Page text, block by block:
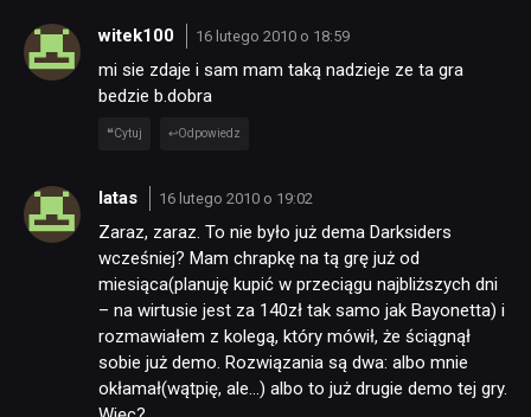
SKLEP
witek100 16 lutego 2010 o 18:59
mi sie zdaje i sam mam taką nadzieje ze ta gra
bedzie b.dobra
Cytuj Odpowiedz
latas 16 lutego 2010 o 19:02
Zaraz, zaraz. To nie było już dema Darksiders
wcześniej? Mam chrapkę na tą grę już od
miesiąca(planuję kupić w przeciągu najbliższych dni
– na wirtusie jest za 140zł tak samo jak Bayonetta) i
rozmawiałem z kolegą, który mówił, że ściągnął
sobie już demo. Rozwiązania są dwa: albo mnie
okłamał(wątpię, ale…) albo to już drugie demo tej gry.